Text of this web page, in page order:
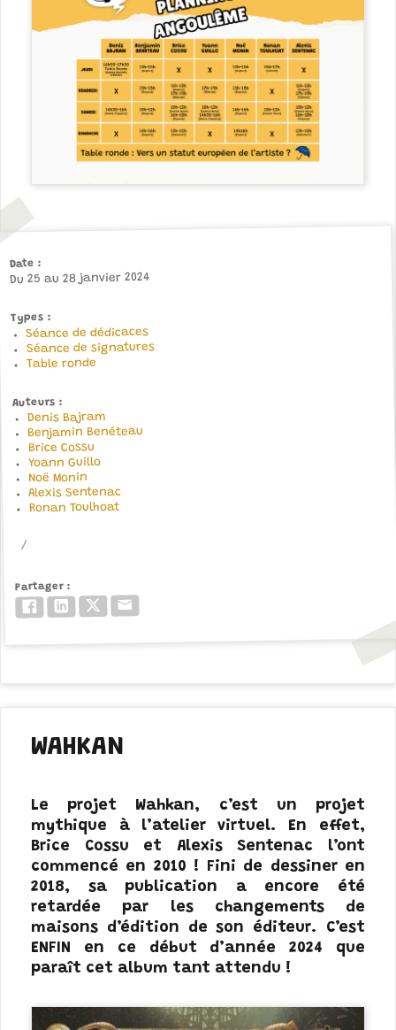
Date
Du 25 au 28 janvier 2024
Types
Séance de dédicaces
Séance de signatures
Table ronde
Auteurs
Denis Bajram
Benjamin Benéteau
Brice Cossu
Yoann Guillo
Noë Monin
Alexis Sentenac
Ronan Toulhoat
Partager
FacebookLinkedInTwitter/X
WAHKAN
Le projet Wahkan, c’est un projet
mythique à l’atelier virtuel. En effet,
Brice Cossu et Alexis Sentenac l’ont
commencé en 2010 ! Fini de dessiner en
2018, sa publication a encore été
retardée par les changements de
maisons d’édition de son éditeur. C’est
ENFIN en ce début d’année 2024 que
paraît cet album tant attendu !